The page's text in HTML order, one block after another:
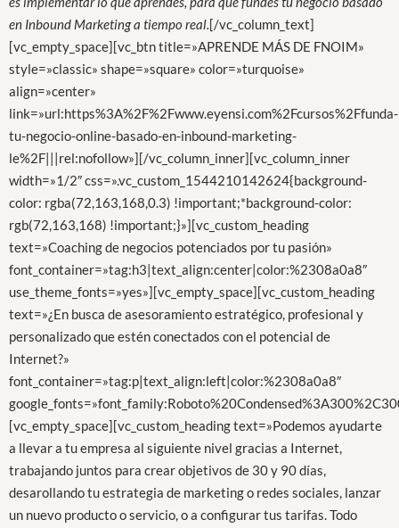
en Inbound Marketing a tiempo real.[/vc_column_text]
[vc_empty_space][vc_btn title=»APRENDE MÁS DE FNOIM»
style=»classic» shape=»square» color=»turquoise»
align=»center»
link=»url:https%3A%2F%2Fwww.eyensi.com%2Fcursos%2Ffunda-
tu-negocio-online-basado-en-inbound-marketing-
le%2F|||rel:nofollow»][/vc_column_inner][vc_column_inner
width=»1/2″ css=».vc_custom_1544210142624{background-
color: rgba(72,163,168,0.3) !important;*background-color:
rgb(72,163,168) !important;}»][vc_custom_heading
text=»Coaching de negocios potenciados por tu pasión»
font_container=»tag:h3|text_align:center|color:%2308a0a8″
use_theme_fonts=»yes»][vc_empty_space][vc_custom_heading
text=»¿En busca de asesoramiento estratégico, profesional y
personalizado que estén conectados con el potencial de
Internet?»
font_container=»tag:p|text_align:left|color:%2308a0a8″
[vc_empty_space][vc_custom_heading text=»Podemos ayudarte
a llevar a tu empresa al siguiente nivel gracias a Internet,
trabajando juntos para crear objetivos de 30 y 90 días,
desarollando tu estrategia de marketing o redes sociales, lanzar
un nuevo producto o servicio, o a configurar tus tarifas. Todo